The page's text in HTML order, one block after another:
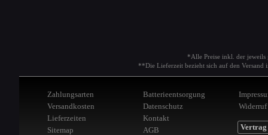
*Alle Preise inkl. der jeweils
**Die Lieferzeit bezieht sich auf den Versand
Zahlungsarten
Versandkosten
Lieferzeiten
Sitemap
Batterieentsorgung
Datenschutz
Kontakt
AGB
Widerruf